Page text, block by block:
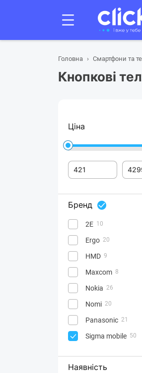
Головна Смартфони та
Кнопкові
Ціна
Бренд
2E 10
Ergo 20
HMD 9
Maxcom 8
Nokia 26
Nomi 20
Panasonic 21
Sigma mobile 50
Наявність